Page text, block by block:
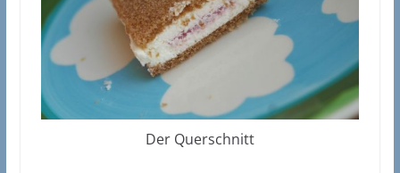
Der Querschnitt